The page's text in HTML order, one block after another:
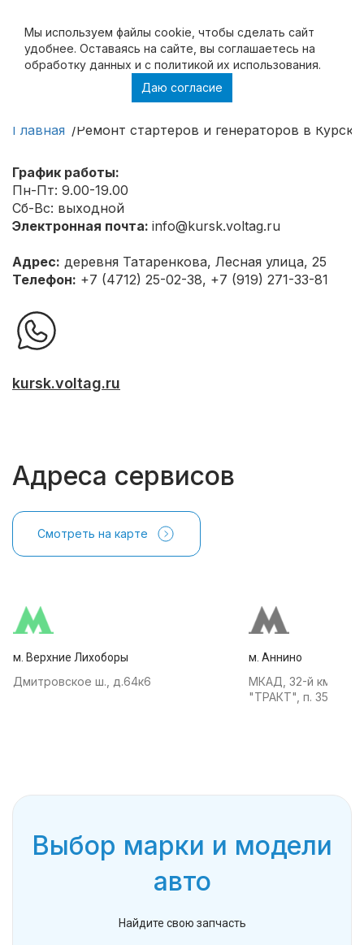
Мы используем файлы cookie, чтобы cделать сайт
удобнее. Оставаясь на сайте, вы соглашаетесь на
обработку данных и с политикой их использования.
Даю согласие
Ремонт стартеров и генераторов в Курске
Главная Ремонт стартеров и генераторов в Курске
График работы:
Пн-Пт: 9.00-19.00
Сб-Вс: выходной
Электронная почта: info@kursk.voltag.ru
Адрес: деревня Татаренкова, Лесная улица, 25
Телефон: +7 (4712) 25-02-38, +7 (919) 271-33-81
kursk.voltag.ru
Адреса сервисов
Смотреть на карте
м. Верхние Лихоборы
Дмитровское ш., д.64к6
м. Аннино
МКАД, 32-й км, АТК
"ТРАКТ", п. 35
Выбор марки и модели
авто
Найдите свою запчасть